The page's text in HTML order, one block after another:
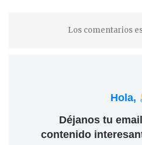
Los comentarios
Hola,
Déjanos tu
contenido